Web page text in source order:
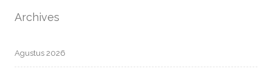
Archives
Agustus 2026